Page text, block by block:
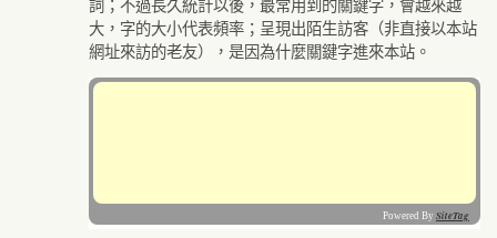
大，字的大小代表頻率；呈現出陌生訪客（非直接以本站
網址來訪的老友），是因為什麼關鍵字進來本站。